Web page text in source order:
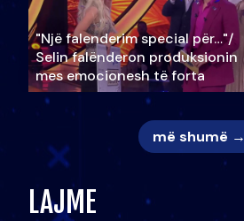
"Një falenderim special për…"/
Selin falënderon produksionin
mes emocionesh të forta
më shumë →
LAJME